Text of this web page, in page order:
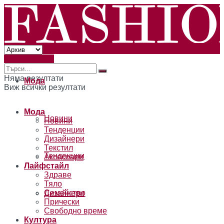
Няма резултати
Виж всички резултати
Мода
Новини
Тенденции
Дизайнери
Мода
Новини
Тенденции
Дизайнери
Текстил
Аксесоари
Лайфстайл
Здраве
Тяло
Семейство
Прически
Свободно време
Култура